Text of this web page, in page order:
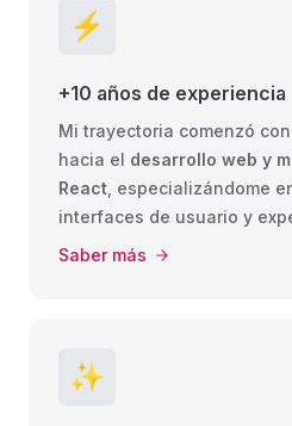
⚡️
+10 años de experiencia
Mi trayectoria comenzó
hacia el desarrollo web y
React , especializándome
interfaces de usuario y
Saber más
✨